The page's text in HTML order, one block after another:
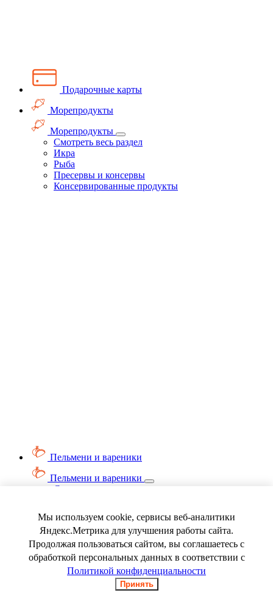
Подарочные карты
Морепродукты
Морепродукты
Смотреть весь раздел
Икра
Рыба
Пресервы и консервы
Консервированные продукты
Пельмени и вареники
Пельмени и вареники
Смотреть весь раздел
Ягода замороженная
Мы используем cookie, сервисы веб-аналитики
Яндекс.Метрика для улучшения работы сайта.
Продолжая пользоваться сайтом, вы соглашаетесь с
обработкой персональных данных в соответствии с
Политикой конфиденциальности
Принять